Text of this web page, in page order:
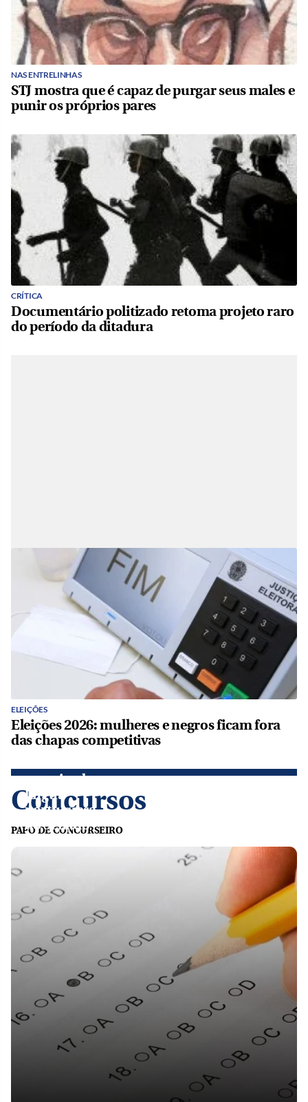
NAS ENTRELINHAS
STJ mostra que é capaz de purgar seus males e
punir os próprios pares
CRÍTICA
Documentário politizado retoma projeto raro
do período da ditadura
ELEIÇÕES
Eleições 2026: mulheres e negros ficam fora
das chapas competitivas
Concursos
PAPO DE CONCURSEIRO
Estudando
para
concurso?
Confira o
gratuito de
língua
portuguesa
do Senado